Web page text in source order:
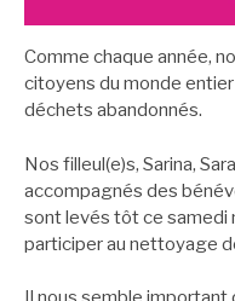
Comme chaque année,
citoyens du monde
déchets abandonnés.
Nos filleul(e)s, Sarina,
accompagnés des
sont levés tôt ce
participer au nettoyage